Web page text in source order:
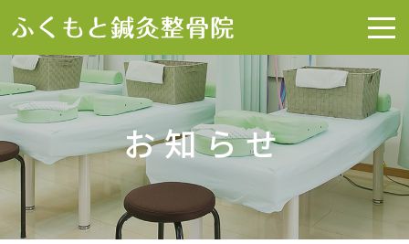
お知らせ